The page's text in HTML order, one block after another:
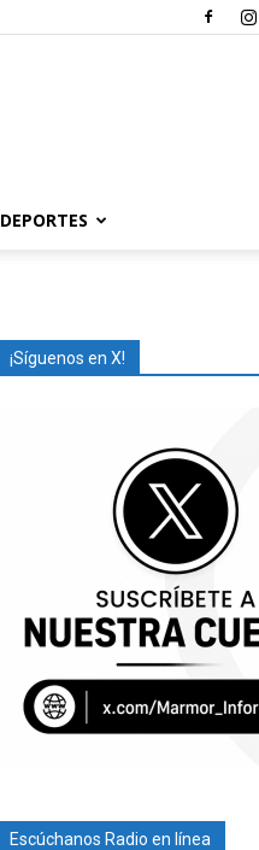
DEPORTES
¡Síguenos en X!
Escúchanos Radio en línea